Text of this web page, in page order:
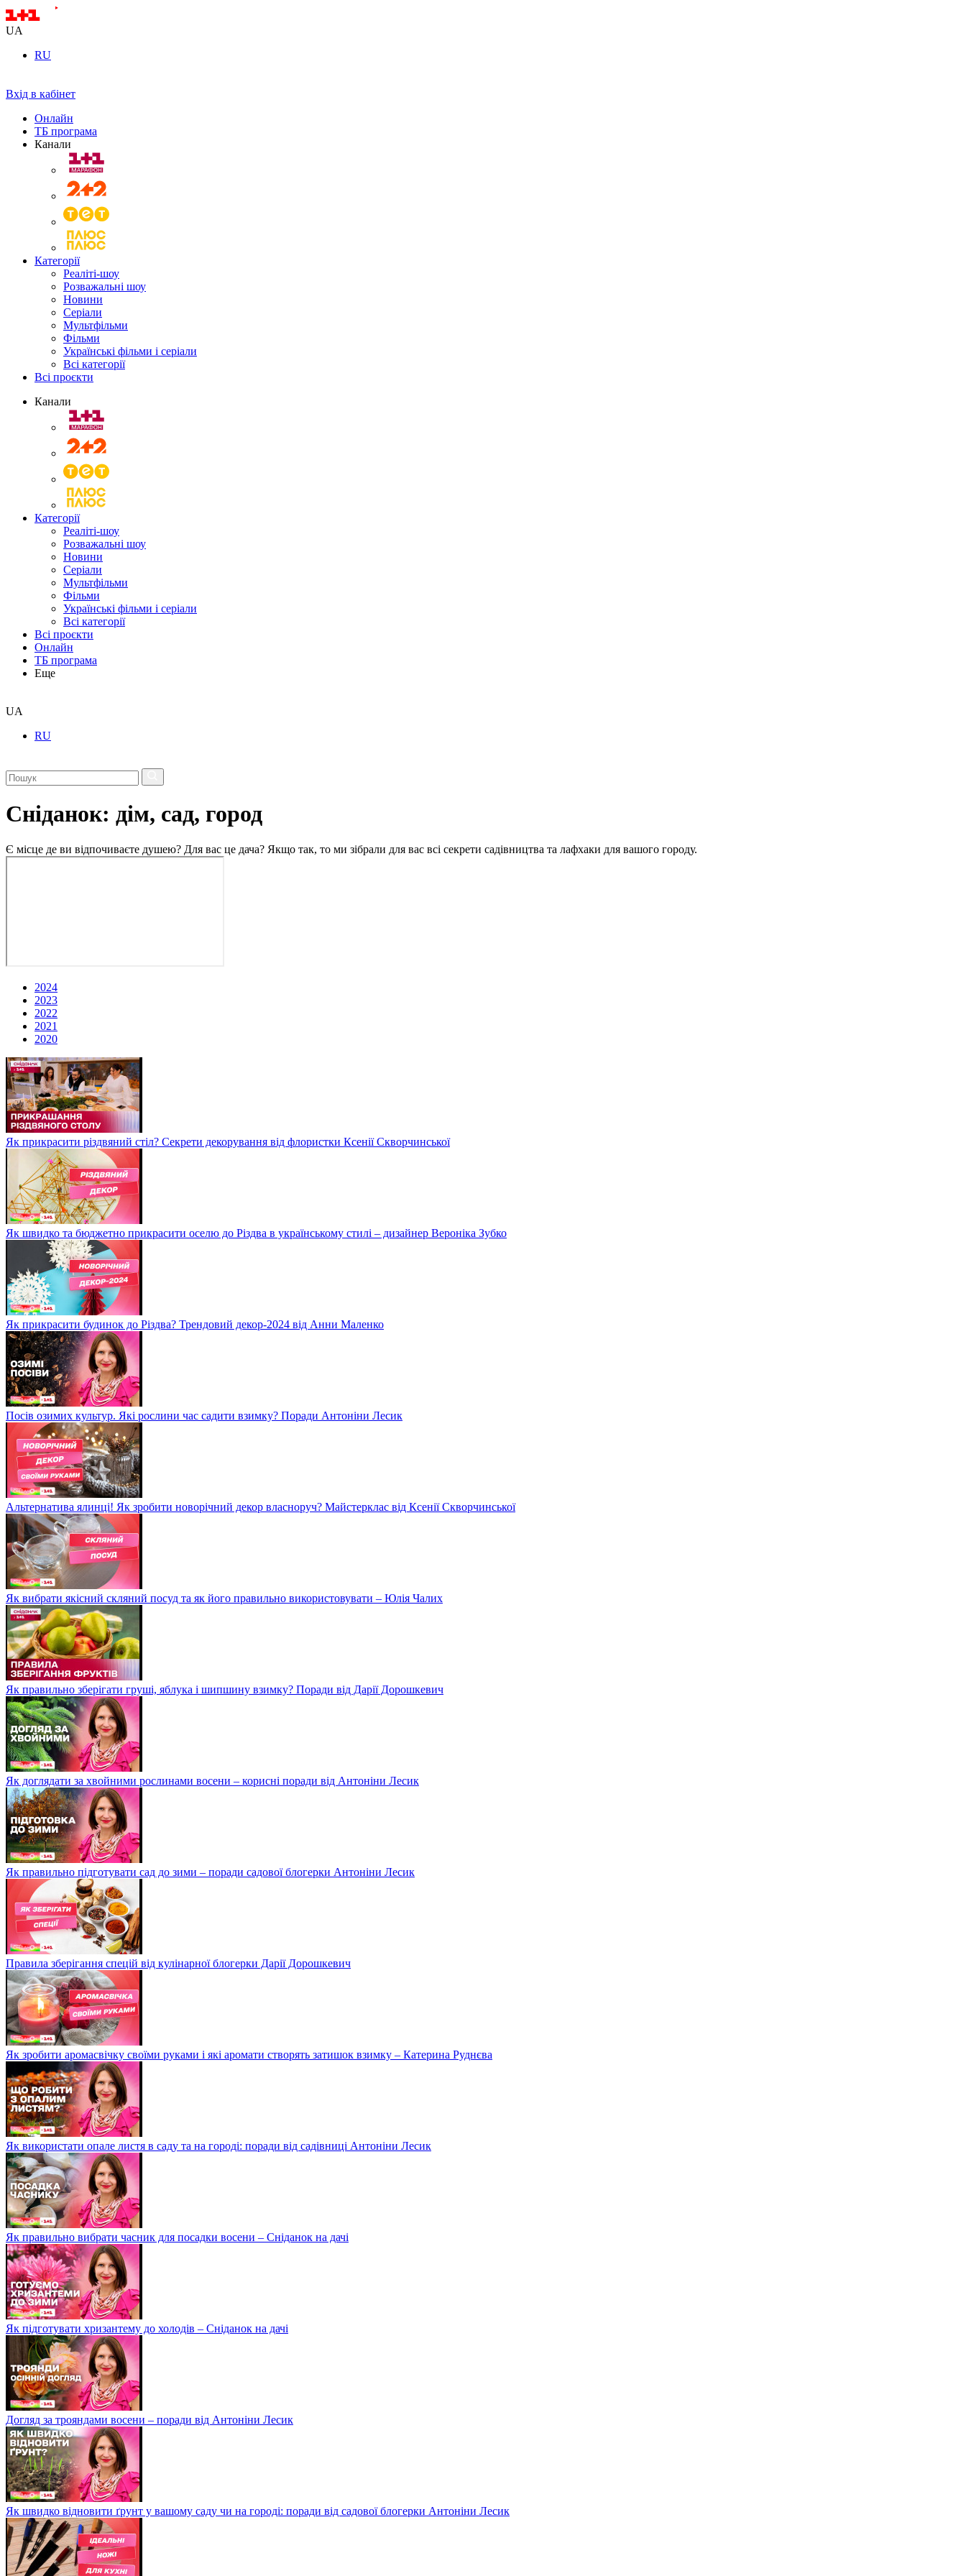
UA
RU
Вхід в кабінет
Онлайн
ТБ програма
Канали
Категорії
Реаліті-шоу
Розважальні шоу
Новини
Серіали
Мультфільми
Фільми
Українські фільми і серіали
Всі категорії
Всі проєкти
Канали
Категорії
Реаліті-шоу
Розважальні шоу
Новини
Серіали
Мультфільми
Фільми
Українські фільми і серіали
Всі категорії
Всі проєкти
Онлайн
ТБ програма
Еще
UA
RU
Сніданок: дім, сад, город
Є місце де ви відпочиваєте душею? Для вас це дача? Якщо так, то ми зібрали для вас всі секрети садівництва та лафхаки для вашого городу.
2024
2023
2022
2021
2020
Як прикрасити різдвяний стіл? Секрети декорування від флористки Ксенії Скворчинської
Як швидко та бюджетно прикрасити оселю до Різдва в українському стилі – дизайнер Вероніка Зубко
Як прикрасити будинок до Різдва? Трендовий декор-2024 від Анни Маленко
Посів озимих культур. Які рослини час садити взимку? Поради Антоніни Лесик
Альтернатива ялинці! Як зробити новорічний декор власноруч? Майстерклас від Ксенії Скворчинської
Як вибрати якісний скляний посуд та як його правильно використовувати – Юлія Чалих
Як правильно зберігати груші, яблука і шипшину взимку? Поради від Дарії Дорошкевич
Як доглядати за хвойними рослинами восени – корисні поради від Антоніни Лесик
Як правильно підготувати сад до зими – поради садової блогерки Антоніни Лесик
Правила зберігання спецій від кулінарної блогерки Дарії Дорошкевич
Як зробити аромасвічку своїми руками і які аромати створять затишок взимку – Катерина Руднєва
Як використати опале листя в саду та на городі: поради від садівниці Антоніни Лесик
Як правильно вибрати часник для посадки восени – Сніданок на дачі
Як підготувати хризантему до холодів – Сніданок на дачі
Догляд за трояндами восени – поради від Антоніни Лесик
Як швидко відновити ґрунт у вашому саду чи на городі: поради від садової блогерки Антоніни Лесик